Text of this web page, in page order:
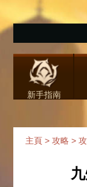
新手指南
主頁 >攻略 >